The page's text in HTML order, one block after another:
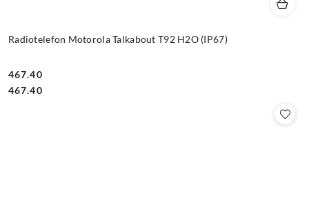
Radiotelefon Motorola Talkabout T92 H2O (IP67)
Cena:
467.40
Cena:
467.40